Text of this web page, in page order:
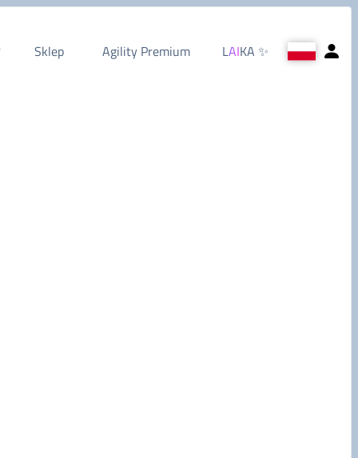
Sklep Agility Premium LAIKA ✨